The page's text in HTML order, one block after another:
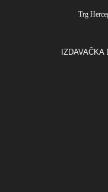
Trg